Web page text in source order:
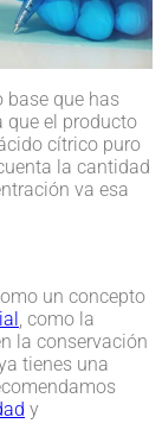
base que has
que el producto
cítrico puro
la cantidad
va esa
un concepto
, como la
la conservación
tienes una
y